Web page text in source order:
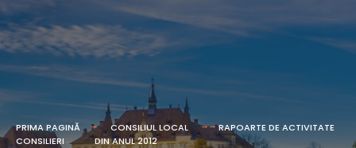
PRIMA PAGINĂ CONSILIUL LOCAL
RAPOARTE DE ACTIVITATE
CONSILIERI
DIN ANUL 2012